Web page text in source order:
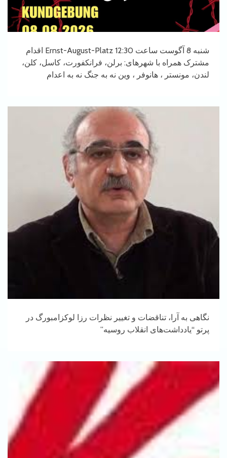
شنبه 8 آگوست ساعت 12:30 Ernst-August-Platz اقدام
مشترک همراه با شهرهای: برلن، فرانکفورت، کاسل، کلن،
لندن، مونستر ، هانوفر ، وین نه به جنگ نه به اعدام
نگاهی به آرا، تناقضات و تغییر نظرات رزا لوکزامبورگ در
پرتو “یادداشت‌های انقلاب روسیه”